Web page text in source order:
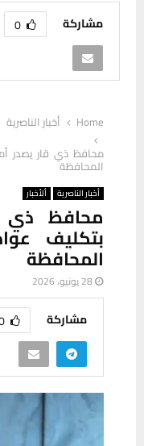
مشاركة 0
Home
أخبار الناصرية
محافظ ذي قار يصدر
المحافظة
أخبار الناصرية ألأخبار
محافظ ذي
بتكليف
المحافظة
28 يونيو، 2026
مشاركة